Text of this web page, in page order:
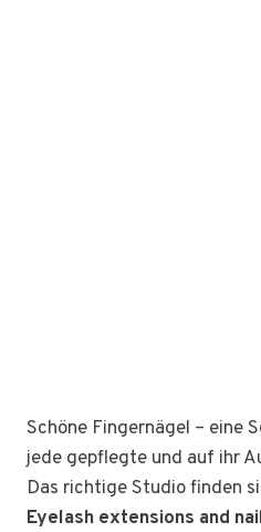
Schöne Fingernägel – eine
jede gepflegte und auf ihr
Das richtige Studio finden
Eyelash extensions and